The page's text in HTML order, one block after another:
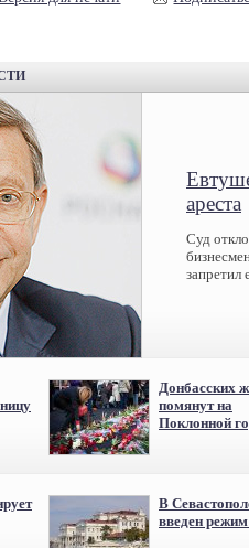
ареста
Суд
запретил
Донбасских
помянут на
Поклонной
В
введен